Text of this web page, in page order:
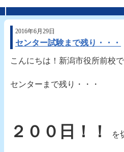
2016年6月29日
センター試験まで残り・・・
こんにちは！新潟市役所前校で
センターまで残り・・・
２００日！！ を